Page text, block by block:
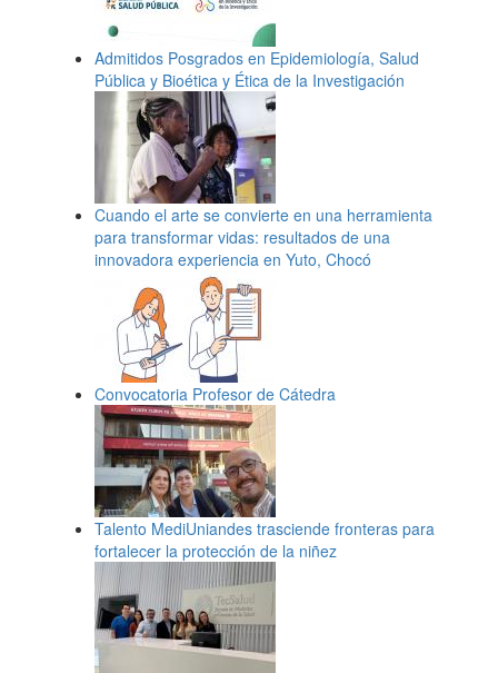
Admitidos Posgrados en Epidemiología, Salud
Pública y Bioética y Ética de la Investigación
Cuando el arte se convierte en una herramienta
para transformar vidas: resultados de una
innovadora experiencia en Yuto, Chocó
Convocatoria Profesor de Cátedra
Talento MediUniandes trasciende fronteras para
fortalecer la protección de la niñez